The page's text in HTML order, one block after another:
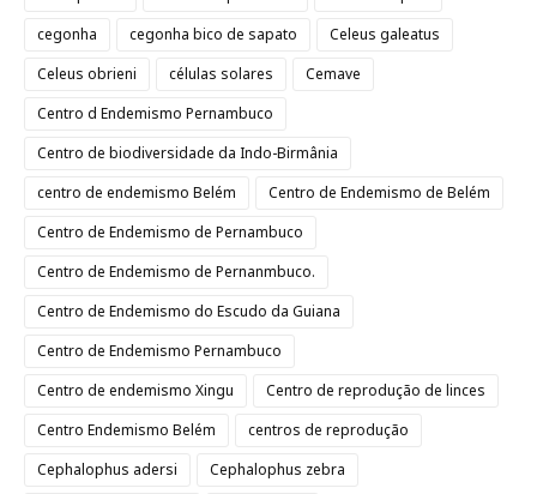
cegonha
cegonha bico de sapato
Celeus galeatus
Celeus obrieni
células solares
Cemave
Centro d Endemismo Pernambuco
Centro de biodiversidade da Indo-Birmânia
centro de endemismo Belém
Centro de Endemismo de Belém
Centro de Endemismo de Pernambuco
Centro de Endemismo de Pernanmbuco.
Centro de Endemismo do Escudo da Guiana
Centro de Endemismo Pernambuco
Centro de endemismo Xingu
Centro de reprodução de linces
Centro Endemismo Belém
centros de reprodução
Cephalophus adersi
Cephalophus zebra